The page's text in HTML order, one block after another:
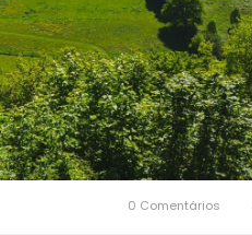
0 Comentários